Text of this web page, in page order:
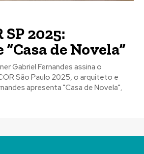
SP 2025:
de Novela”
Gabriel Fernandes assina o
apresenta "Casa de Novela",